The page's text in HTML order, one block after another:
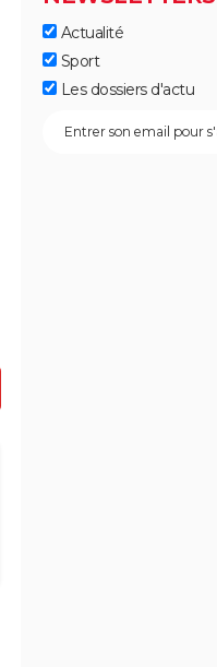
Actualité
Sport
Les dossiers d'actu